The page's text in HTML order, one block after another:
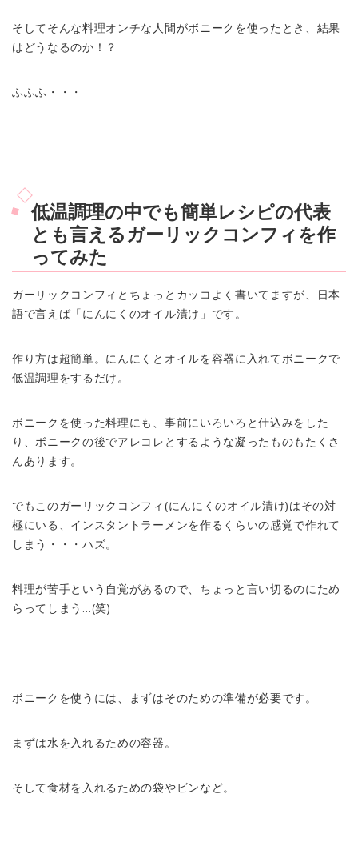
そしてそんな料理オンチな人間がボニークを使ったとき、結果
はどうなるのか！？
ふふふ・・・
低温調理の中でも簡単レシピの代表
とも言えるガーリックコンフィを作
ってみた
ガーリックコンフィとちょっとカッコよく書いてますが、日本
語で言えば「にんにくのオイル漬け」です。
作り方は超簡単。にんにくとオイルを容器に入れてボニークで
低温調理をするだけ。
ボニークを使った料理にも、事前にいろいろと仕込みをした
り、ボニークの後でアレコレとするような凝ったものもたくさ
んあります。
でもこのガーリックコンフィ(にんにくのオイル漬け)はその対
極にいる、インスタントラーメンを作るくらいの感覚で作れて
しまう・・・ハズ。
料理が苦手という自覚があるので、ちょっと言い切るのにため
らってしまう…(笑)
ボニークを使うには、まずはそのための準備が必要です。
まずは水を入れるための容器。
そして食材を入れるための袋やビンなど。